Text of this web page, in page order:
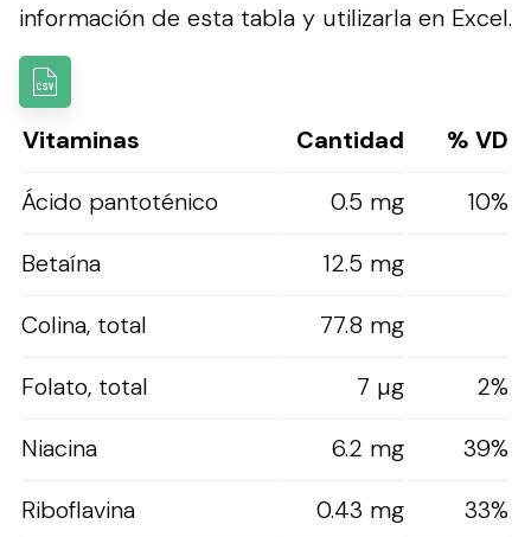
información de esta tabla y utilizarla en Excel.
Vitaminas Cantidad
% VD
Ácido pantoténico
0.5 mg
10%
Betaína
12.5 mg
Colina, total
77.8 mg
Folato, total
7 µg
2%
Niacina
6.2 mg
39%
Riboflavina
0.43 mg
33%